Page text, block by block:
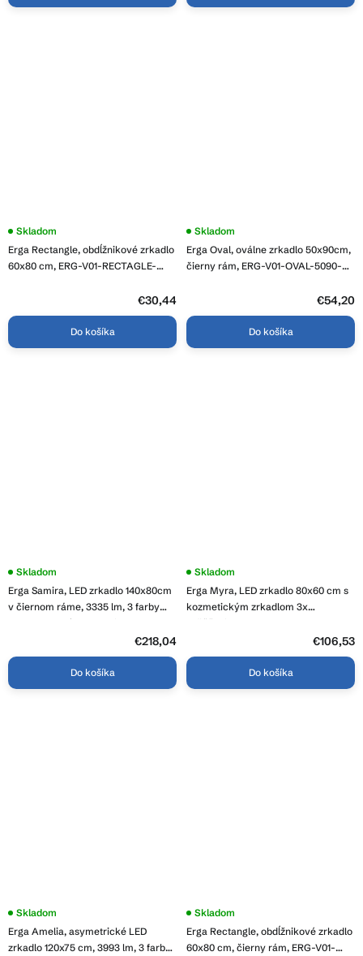
Erga Rectangle, obdĺžnikové zrkadlo
60x80 cm, ERG-V01-RECTAGLE-
Skladom
€30,44
Do košíka
Erga Oval, oválne zrkadlo 50x90cm,
čierny rám, ERG-V01-OVAL-5090-
Skladom
€54,20
Do košíka
Erga Samira, LED zrkadlo 140x80cm
v čiernom ráme, 3335 lm, 3 farby
svetla, predné osvetlenie, ERG-V01-
Skladom
€218,04
Do košíka
Erga Myra, LED zrkadlo 80x60 cm s
kozmetickým zrkadlom 3x
zväčšenie, 3146 lm, 3 farby svetla,
zadné osvetlenie, ERG-V01-MYRA-
8060-00
Skladom
€106,53
Do košíka
Erga Amelia, asymetrické LED
zrkadlo 120x75 cm, 3993 lm, 3 farby
Priemerné
produktu
je
Skladom
Erga Rectangle, obdĺžnikové zrkadlo
60x80 cm, čierny rám, ERG-V01-
Skladom